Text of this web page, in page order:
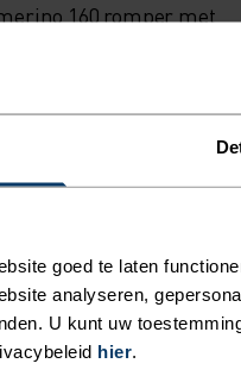
goed te laten
analyseren,
U kunt uw
hier.
160 romper met
Kids Hoodie Full-